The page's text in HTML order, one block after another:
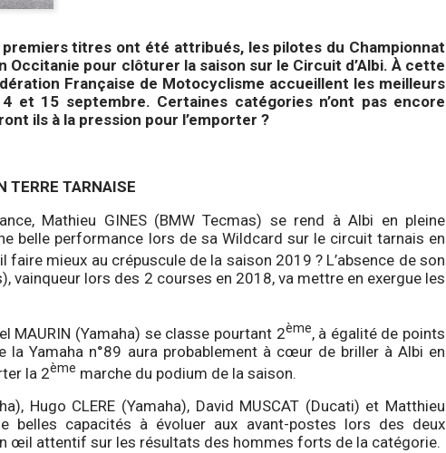
titres ont été attribués, les pilotes du Championnat
Occitanie pour clôturer la saison sur le Circuit d’Albi. À cette
Française de Motocyclisme accueillent les meilleurs
et 15 septembre. Certaines catégories n’ont pas encore
ils à la pression pour l’emporter ?
TERRE TARNAISE
Mathieu GINES (BMW Tecmas) se rend à Albi en pleine
belle performance lors de sa Wildcard sur le circuit tarnais en
faire mieux au crépuscule de la saison 2019 ? L’absence de son
vainqueur lors des 2 courses en 2018, va mettre en exergue les
MAURIN (Yamaha) se classe pourtant 2ème, à égalité de points
la Yamaha n°89 aura probablement à cœur de briller à Albi en
la 2ème marche du podium de la saison.
Hugo CLERE (Yamaha), David MUSCAT (Ducati) et Matthieu
belles capacités à évoluer aux avant-postes lors des deux
œil attentif sur les résultats des hommes forts de la catégorie.